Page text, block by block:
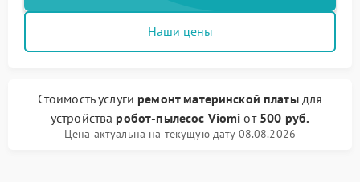
Наши цены
Стоимость услуги ремонт материнской платыдля
устройства робот-пылесос Viomi от 500 руб.
Цена актуальна на текущую дату 08.08.2026